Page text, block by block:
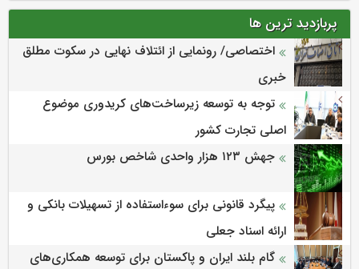
پربازدید ترین ها
اختصاصی/ رونمایی از ائتلاف‌ نهایی در سکوت مطلق
خبری
توجه به توسعه زیرساخت‌های کریدوری موضوع
اصلی تجارت کشور
جهش ۱۲۳ هزار واحدی شاخص بورس
پیگرد قانونی برای سوءاستفاده از تسهیلات بانکی و
ارائه اسناد جعلی
گام بلند ایران و پاکستان برای توسعه همکاری‌های